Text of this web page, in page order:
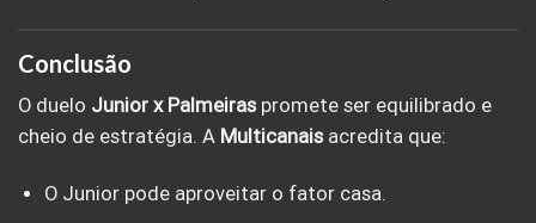
Conclusão
O duelo Junior x Palmeiraspromete ser equilibrado e
cheio de estratégia. A Multicanaisacredita que:
O Junior pode aproveitar o fator casa.